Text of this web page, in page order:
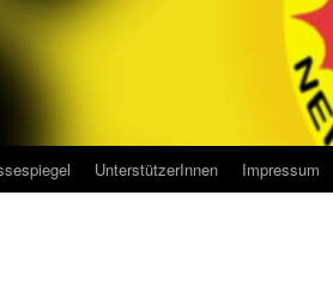
UnterstützerInnen Impressum